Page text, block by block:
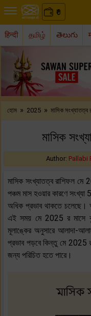
₹
0
हिन्दी தமிழ் తెలుగు
Previous
হোম » 2025 » মাসিক সংখ্যাতত্ব
মাসিক
Author: Pallabi
মাসিক সংখ্যাতত্ব রাশিফল মে
পঞ্চম মাস হওয়ার কারণে
অধিক প্রভাব থাকতে চলেছে।
এই সময় মে 2025 র মাসে
মূলাঙ্কের অনুসারে আলাদা-
প্রভাব পড়বে কিন্তু মে 2025
জন্য পরিচিত হতে পারে।